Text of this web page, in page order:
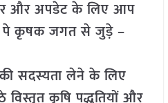
और अपडेट के लिए आप
पे कृषक जगत से जुड़े –
सदस्यता लेने के लिए